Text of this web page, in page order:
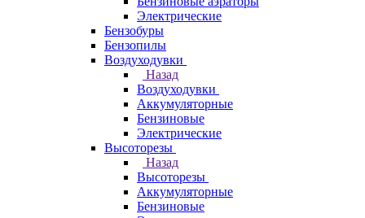
Электрические
Бензобуры
Бензопилы
Воздуходувки
Назад
Воздуходувки
Аккумуляторные
Бензиновые
Электрические
Высоторезы
Назад
Высоторезы
Аккумуляторные
Бензиновые